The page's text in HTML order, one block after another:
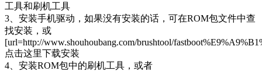
工具和刷机工具
3、安装手机驱动，如果没有安装的话，可在ROM包文件中查
找安装，或
[url=http://www.shouhoubang.com/brushtool/
点击这里下载安装
4、安装ROM包中的刷机工具，或者